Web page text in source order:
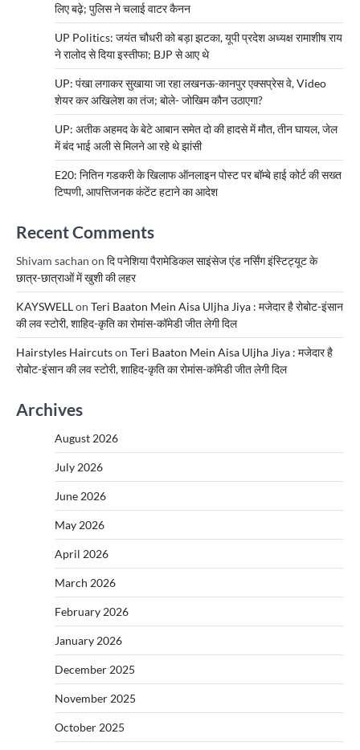
लिए बढ़े; पुलिस ने चलाई वाटर कैनन
UP Politics: जयंत चौधरी को बड़ा झटका, यूपी प्रदेश अध्यक्ष रामाशीष राय
ने रालोद से दिया इस्तीफा; BJP से आए थे
UP: पंखा लगाकर सुखाया जा रहा लखनऊ-कानपुर एक्सप्रेस वे, Video
शेयर कर अखिलेश का तंज; बोले- जोखिम कौन उठाएगा?
UP: अतीक अहमद के बेटे आबान समेत दो की हादसे में मौत, तीन घायल, जेल
में बंद भाई अली से मिलने आ रहे थे झांसी
E20: नितिन गडकरी के खिलाफ ऑनलाइन पोस्ट पर बॉम्बे हाई कोर्ट की सख्त
टिप्पणी, आपत्तिजनक कंटेंट हटाने का आदेश
Recent Comments
Shivam sachan on दि पनेशिया पैरामेडिकल साइंसेज एंड नर्सिंग इंस्टिट्यूट के
छात्र-छात्राओं में खुशी की लहर
KAYSWELLon Teri Baaton Mein Aisa Uljha Jiya : मजेदार है रोबोट-इंसान
की लव स्टोरी, शाहिद-कृति का रोमांस-कॉमेडी जीत लेगी दिल
Hairstyles Haircutson Teri Baaton Mein Aisa Uljha Jiya : मजेदार है
रोबोट-इंसान की लव स्टोरी, शाहिद-कृति का रोमांस-कॉमेडी जीत लेगी दिल
Archives
August 2026
July 2026
June 2026
May 2026
April 2026
March 2026
February 2026
January 2026
December 2025
November 2025
October 2025